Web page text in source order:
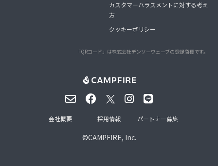
カスタマーハラスメントに対する考え
方
クッキーポリシー
「QRコード」は株式会社デンソーウェーブの登録商標です。
©CAMPFIRE, Inc.
会社概要 採用情報 パートナー募集